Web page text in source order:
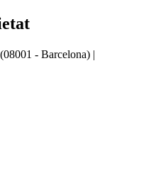
- Barcelona) |